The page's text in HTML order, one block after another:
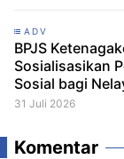
ADV
BPJS
Sosialisasikan
Sosial bagi
Konsultasi Publik
31 Juli 2026
Komentar